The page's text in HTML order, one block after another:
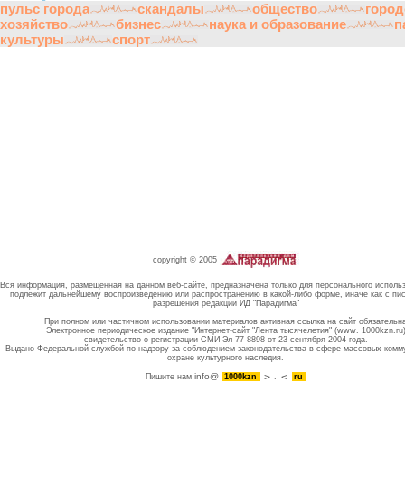
пульс города скандалы общество
хозяйство
бизнес наука и образование
культуры
спорт
copyright © 2005
Вся информация, размещенная на данном веб-сайте, предназначена только для персонального
подлежит дальнейшему воспроизведению или распространению в какой-либо форме, иначе как с
разрешения редакции ИД "Парадигма"
При полном или частичном использовании материалов активная ссылка на сайт
Электронное периодическое издание "Интернет-сайт "Лента тысячелетия" (www. 1000kzn.ru)
свидетельство о регистрации СМИ Эл 77-8898 от 23 сентября 2004 года.
Выдано Федеральной службой по надзору за соблюдением законодательства в сфере массовых
охране культурного наследия.
Пишите намinfo@ 1000kzn . ru